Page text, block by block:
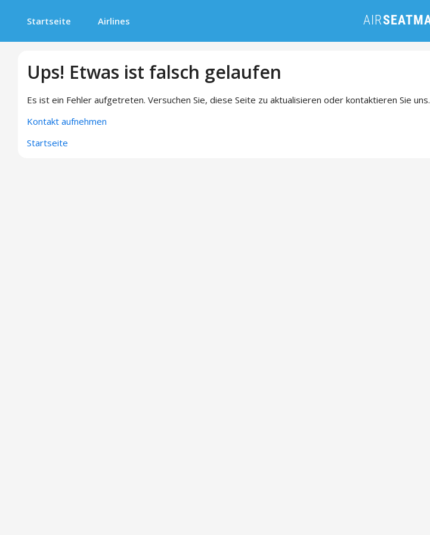
Startseite Airlines
Ups! Etwas ist falsch gelaufen
Es ist ein Fehler aufgetreten. Versuchen Sie, diese Seite zu aktualisieren oder kontaktieren Sie uns.
Kontakt aufnehmen
Startseite